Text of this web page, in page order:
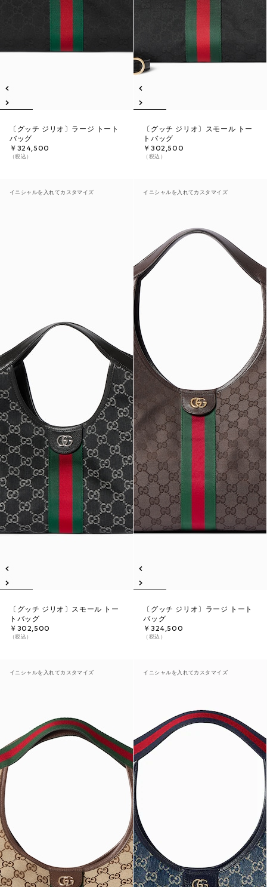
〔グッチ ジリオ〕ラージ トート
バッグ
￥324,500
（税込）
〔グッチ ジリオ〕スモール トー
トバッグ
￥302,500
（税込）
イニシャルを入れてカスタマイズ
〔グッチ ジリオ〕スモール トー
トバッグ
￥302,500
（税込）
イニシャルを入れてカスタマイズ
〔グッチ ジリオ〕ラージ トート
バッグ
￥324,500
（税込）
イニシャルを入れてカスタマイズ イニシャルを入れてカスタマイズ